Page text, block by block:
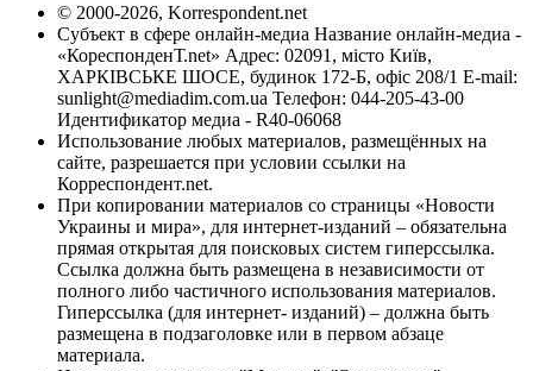
© 2000-2026, Korrespondent.net
Субъект в сфере онлайн-медиа Название онлайн-медиа -
«КореспонденТ.net» Адрес: 02091, місто Київ,
ХАРКІВСЬКЕ ШОСЕ, будинок 172-Б, офіс 208/1 E-mail:
sunlight@mediadim.com.ua Телефон: 044-205-43-00
Идентификатор медиа - R40-06068
Использование любых материалов, размещённых на
сайте, разрешается при условии ссылки на
Корреспондент.net.
При копировании материалов со страницы «Новости
Украины и мира», для интернет-изданий – обязательна
прямая открытая для поисковых систем гиперссылка.
Ссылка должна быть размещена в независимости от
полного либо частичного использования материалов.
Гиперссылка (для интернет- изданий) – должна быть
размещена в подзаголовке или в первом абзаце
материала.